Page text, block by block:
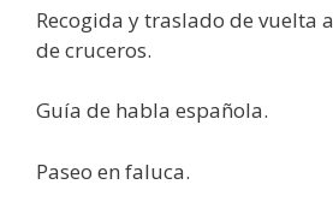
Recogida y traslado de vuelta
de cruceros.
Guía de habla española.
Paseo en faluca.